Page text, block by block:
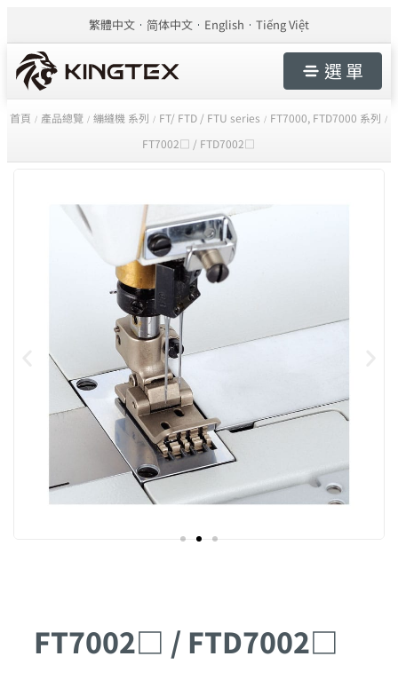
繁體中文 简体中文 English Tiếng Việt
選 單
首頁 / 產品總覽 / 繃縫機 系列 / FT/ FTD / FTU series / FT7000, FTD7000 系列 /
FT7002□ / FTD7002□
FT7002□ / FTD7002□